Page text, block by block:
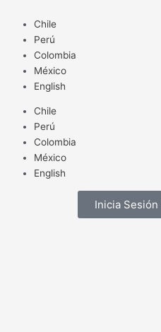
contenido
Chile
Perú
Colombia
México
English
Chile
Perú
Colombia
México
English
Inicia